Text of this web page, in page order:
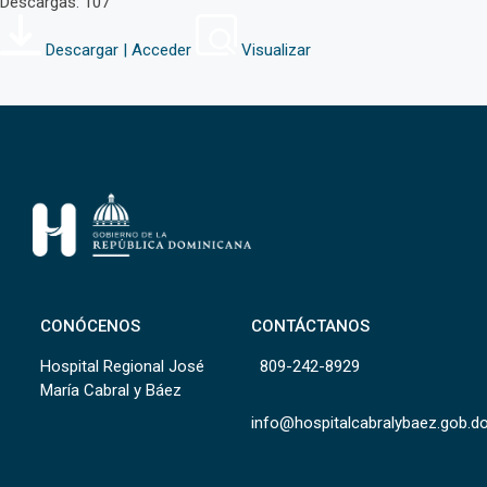
Descargar | Acceder Visualizar
CONÓCENOS
Hospital Regional José
María Cabral y Báez
CONTÁCTANOS
809-242-8929